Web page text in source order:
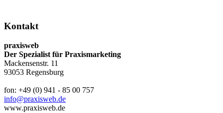
Kontakt
praxisweb
Der Spezialist für Praxismarketing
Mackensenstr. 11
93053 Regensburg
fon: +49 (0) 941 - 85 00 757
info@praxisweb.de
www.praxisweb.de